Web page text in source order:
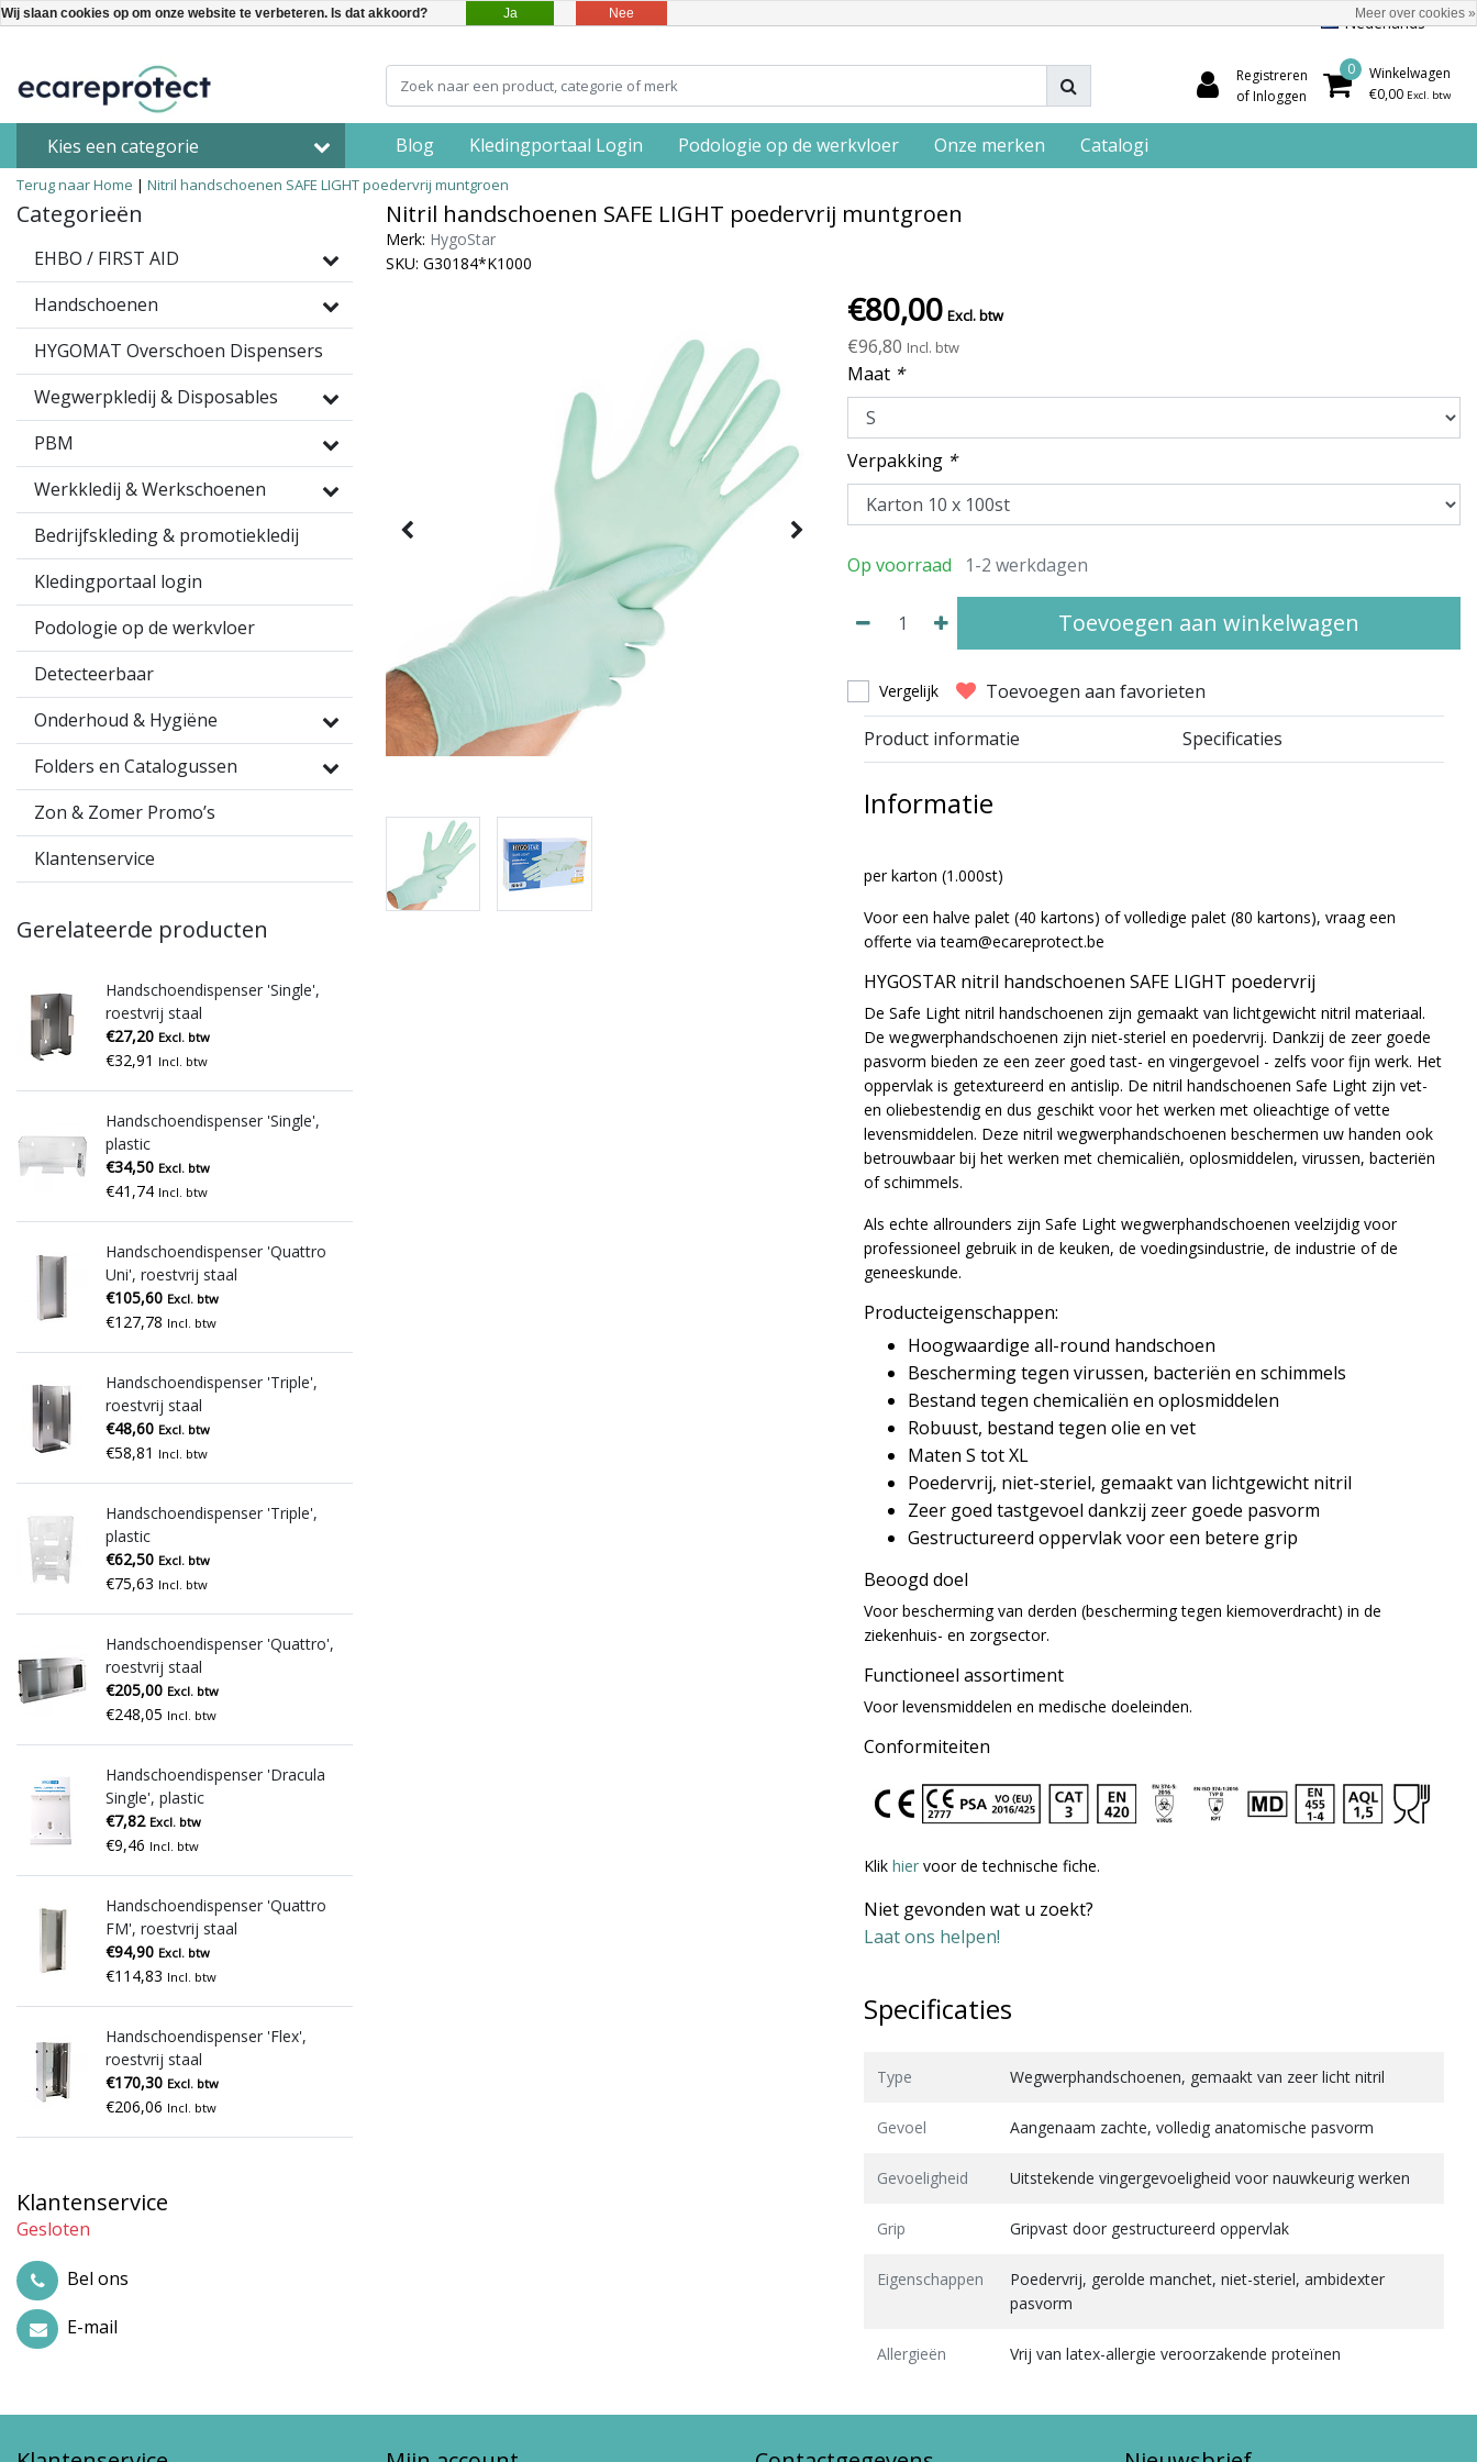
Nederlands
Registreren
of Inloggen
0
Winkelwagen
€0,00 Excl. btw
Kies een categorie Blog Kledingportaal Login Podologie op de werkvloer Onze merken Catalogi
Terug naar Home | Nitril handschoenen SAFE LIGHT poedervrij muntgroen
Categorieën
EHBO / FIRST AID
Handschoenen
HYGOMAT Overschoen Dispensers
Wegwerpkledij & Disposables
PBM
Werkkledij & Werkschoenen
Bedrijfskleding & promotiekledij
Kledingportaal login
Podologie op de werkvloer
Detecteerbaar
Onderhoud & Hygiëne
Folders en Catalogussen
Zon & Zomer Promo’s
Klantenservice
Gerelateerde producten
Handschoendispenser 'Single',
roestvrij staal
€27,20 Excl. btw
€32,91 Incl. btw
Handschoendispenser 'Single',
plastic
€34,50 Excl. btw
€41,74 Incl. btw
Handschoendispenser 'Quattro
Uni', roestvrij staal
€105,60 Excl. btw
€127,78 Incl. btw
Handschoendispenser 'Triple',
roestvrij staal
€48,60 Excl. btw
€58,81 Incl. btw
Handschoendispenser 'Triple',
plastic
€62,50 Excl. btw
€75,63 Incl. btw
Handschoendispenser 'Quattro',
roestvrij staal
€205,00 Excl. btw
€248,05 Incl. btw
Handschoendispenser 'Dracula
Single', plastic
€7,82 Excl. btw
€9,46 Incl. btw
Handschoendispenser 'Quattro
FM', roestvrij staal
€94,90 Excl. btw
€114,83 Incl. btw
Handschoendispenser 'Flex',
roestvrij staal
€170,30 Excl. btw
€206,06 Incl. btw
Klantenservice
Gesloten
Bel ons
E-mail
Nitril handschoenen SAFE LIGHT poedervrij muntgroen
Merk: HygoStar
SKU: G30184*K1000
€80,00 Excl. btw
€96,80 Incl. btw
Maat *
Verpakking *
Op voorraad 1-2 werkdagen
Toevoegen aan winkelwagen
Vergelijk
Toevoegen aan favorieten
Product informatie
Specificaties
Informatie
perkarton (1.000st)
Voor een halve palet (40 kartons) of volledige palet (80 kartons), vraag een
offerte viateam@ecareprotect.be
HYGOSTAR nitril handschoenen SAFE LIGHT poedervrij
De Safe Light nitril handschoenen zijn gemaakt van lichtgewicht nitril materiaal.
De wegwerphandschoenen zijn niet-steriel en poedervrij. Dankzij de zeer goede
pasvorm bieden ze een zeer goed tast- en vingergevoel - zelfs voor fijn werk. Het
oppervlak is getextureerd en antislip. De nitril handschoenen Safe Light zijn vet-
en oliebestendig en dus geschikt voor het werken met olieachtige of vette
levensmiddelen. Deze nitril wegwerphandschoenen beschermen uw handen ook
betrouwbaar bij het werken met chemicaliën, oplosmiddelen, virussen, bacteriën
of schimmels.
Als echte allrounders zijn Safe Light wegwerphandschoenen veelzijdig voor
professioneel gebruik in de keuken, de voedingsindustrie, de industrie of de
geneeskunde.
Producteigenschappen:
Hoogwaardige all-round handschoen
Bescherming tegen virussen, bacteriën en schimmels
Bestand tegen chemicaliën en oplosmiddelen
Robuust, bestand tegen olie en vet
Maten S tot XL
Poedervrij, niet-steriel, gemaakt van lichtgewicht nitril
Zeer goed tastgevoel dankzij zeer goede pasvorm
Gestructureerd oppervlak voor een betere grip
Beoogd doel
Voor bescherming van derden (bescherming tegen kiemoverdracht) in de
ziekenhuis- en zorgsector.
Functioneel assortiment
Voor levensmiddelen en medische doeleinden.
Conformiteiten
Klik hier voor de technische fiche.
Niet gevonden wat u zoekt?
Laat ons helpen!
Specificaties
Type Wegwerphandschoenen, gemaakt van zeer licht nitril
Gevoel Aangenaam zachte, volledig anatomische pasvorm
Gevoeligheid Uitstekende vingergevoeligheid voor nauwkeurig werken
Grip Gripvast door gestructureerd oppervlak
Eigenschappen
Poedervrij, gerolde manchet, niet-steriel, ambidexter
pasvorm
Allergieën Vrij van latex-allergie veroorzakende proteïnen
Wij slaan cookies op om onze website te verbeteren. Is dat akkoord? Ja Nee Meer over cookies »